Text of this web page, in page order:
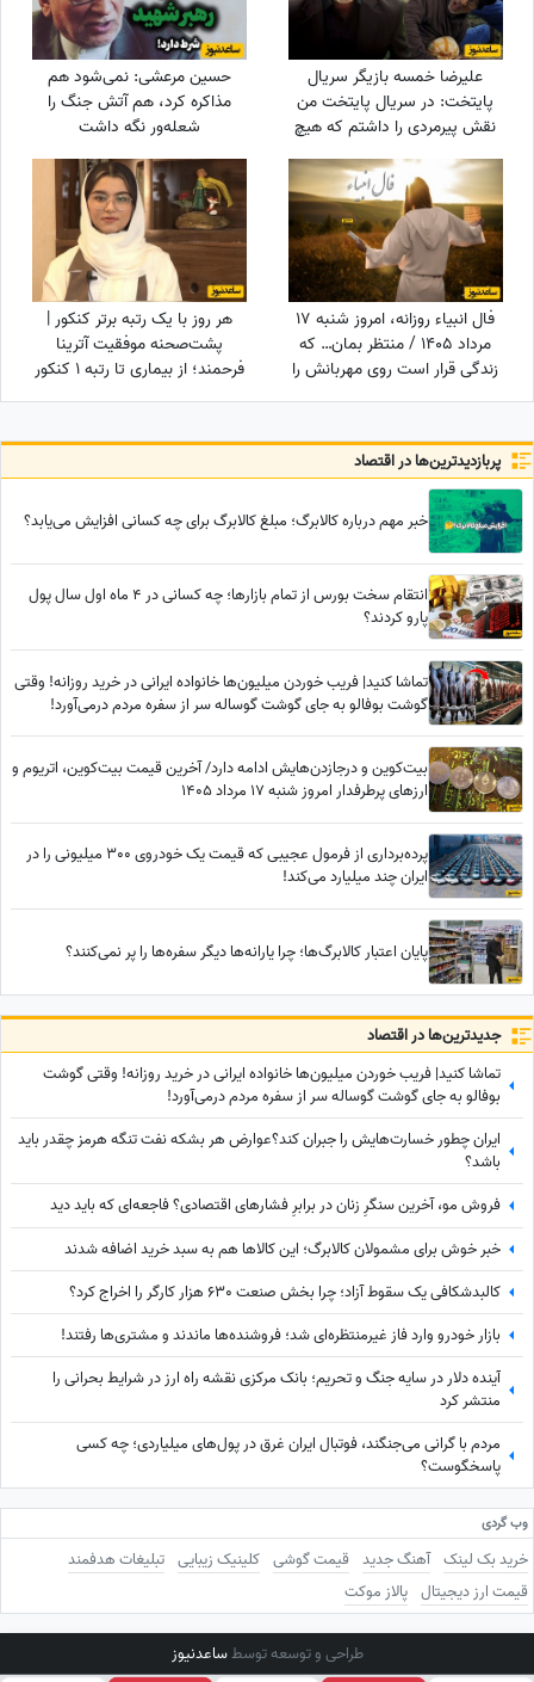
علیرضا خمسه بازیگر سریال
پایتخت: در سریال پایتخت من
نقش پیرمردی را داشتم که هیچ
نگاهش با مردم حرف می زد
حسین مرعشی: نمی‌شود هم
مذاکره کرد، هم آتش جنگ را
شعله‌ور نگه داشت
فال انبیاء روزانه، امروز شنبه 17
مرداد 1405 / منتظر بمان… که
زندگی قرار است روی مهربانش را
هر روز با یک رتبه برتر کنکور |
پشت‌صحنه موفقیت آترینا
فرحمند؛ از بیماری تا رتبه 1 کنکور
پربازدید‌ترین‌ها در اقتصاد
خبر مهم درباره کالابرگ؛ مبلغ کالابرگ برای چه کسانی افزایش می‌یابد؟
انتقام سخت بورس از تمام بازارها؛ چه کسانی در 4 ماه اول سال پول
پارو کردند؟
تماشا کنید| فریب خوردن میلیون‌ها خانواده ایرانی در خرید روزانه! وقتی
گوشت بوفالو به جای گوشت گوساله سر از سفره مردم درمی‌آورد!
بیت‌کوین و درجازدن‌هایش ادامه دارد/ آخرین قیمت بیت‌‌کوین، اتریوم و
ارزهای پرطرفدار امروز شنبه 17 مرداد 1405
پرده‌برداری از فرمول عجیبی که قیمت یک خودروی 300 میلیونی را در
ایران چند میلیارد می‌کند!
پایان اعتبار کالابرگ‌ها؛ چرا یارانه‌ها دیگر سفره‌ها را پر نمی‌کنند؟
جدید‌ترین‌ها در اقتصاد
تماشا کنید| فریب خوردن میلیون‌ها خانواده ایرانی در خرید روزانه! وقتی گوشت
بوفالو به جای گوشت گوساله سر از سفره مردم درمی‌آورد!
ایران چطور خسارت‌هایش را جبران کند؟عوارض هر بشکه نفت تنگه هرمز چقدر باید
باشد؟
فروش مو، آخرین سنگرِ زنان در برابرِ فشارهای اقتصادی؟ فاجعه‌ای که باید دید
خبر خوش برای مشمولان کالابرگ؛ این کالاها هم به سبد خرید اضافه شدند
کالبدشکافی یک سقوط آزاد؛ چرا بخش صنعت 630 هزار کارگر را اخراج کرد؟
بازار خودرو وارد فاز غیرمنتظره‌ای شد؛ فروشنده‌ها ماندند و مشتری‌ها رفتند!
آینده دلار در سایه جنگ و تحریم؛ بانک مرکزی نقشه راه ارز در شرایط بحرانی را
منتشر کرد
مردم با گرانی می‌جنگند، فوتبال ایران غرق در پول‌های میلیاردی؛ چه کسی
پاسخگوست؟
وب گردی
خرید بک لینک آهنگ جدید قیمت گوشی کلینیک زیبایی تبلیغات هدفمند
قیمت ارز دیجیتال پالاز موکت
طراحی و توسعه توسطساعدنیوز